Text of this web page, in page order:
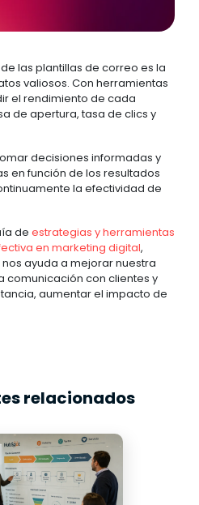
las plantillas de correo es la
valiosos. Con herramientas
el rendimiento de cada
de apertura, tasa de clics y
decisiones informadas y
en función de los resultados
la efectividad de
de estrategias y herramientas
en marketing digital,
ayuda a mejorar nuestra
comunicación con clientes y
aumentar el impacto de
relacionados